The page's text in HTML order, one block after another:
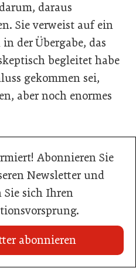
daraus
Sie verweist auf ein
der Übergabe, das
begleitet habe
gekommen sei,
aber noch enormes
Abonnieren Sie
Newsletter und
Sie sich Ihren
abonnieren